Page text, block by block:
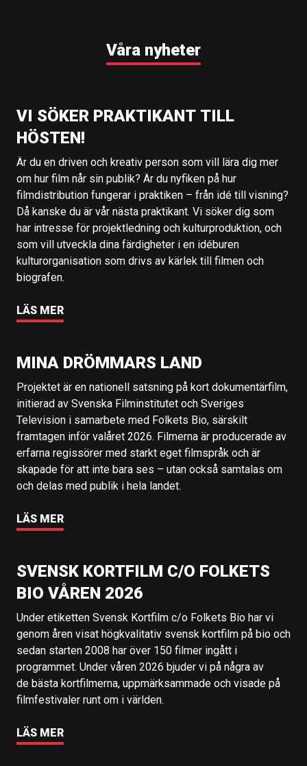
Våra nyheter
VI SÖKER PRAKTIKANT TILL
HÖSTEN!
Är du en driven och kreativ person som vill lära dig mer
om hur film når sin publik? Är du nyfiken på hur
filmdistribution fungerar i praktiken – från idé till visning?
Då kanske du är vår nästa praktikant. Vi söker dig som
har intresse för projektledning och kulturproduktion, och
som vill utveckla dina färdigheter i en idéburen
kulturorganisation som drivs av kärlek till filmen och
biografen.
LÄS MER
MINA DRÖMMARS LAND
Projektet är en nationell satsning på kort dokumentärfilm,
initierad av Svenska Filminstitutet och Sveriges
Television i samarbete med Folkets Bio, särskilt
framtagen inför valåret 2026. Filmerna är producerade av
erfarna regissörer med starkt eget filmspråk och är
skapade för att inte bara ses – utan också samtalas om
och delas med publik i hela landet.
LÄS MER
SVENSK KORTFILM C/O FOLKETS
BIO VÅREN 2026
Under etiketten Svensk Kortfilm c/o Folkets Bio har vi
genom åren visat högkvalitativ svensk kortfilm på bio och
sedan starten 2008 har över 150 filmer ingått i
programmet. Under våren 2026 bjuder vi på några av
de bästa kortfilmerna, uppmärksammade och visade på
filmfestivaler runt om i världen.
LÄS MER